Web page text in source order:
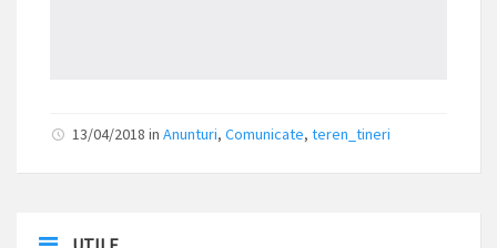
13/04/2018 in Anunturi, Comunicate, teren_tineri